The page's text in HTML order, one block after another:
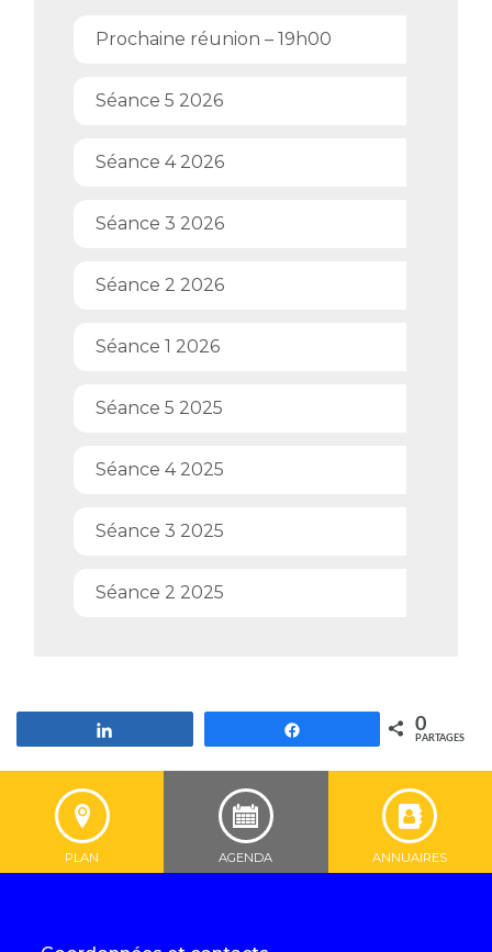
Prochaine réunion – 19h00
Séance 5 2026
Séance 4 2026
Séance 3 2026
Séance 2 2026
Séance 1 2026
Séance 5 2025
Séance 4 2025
Séance 3 2025
Séance 2 2025
0
PARTAGES
PLAN AGENDA ANNUAIRES